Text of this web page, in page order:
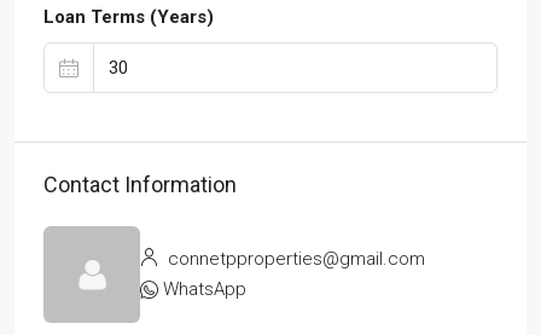
Loan Terms (Years)
Contact Information
connetpproperties@gmail.com
WhatsApp